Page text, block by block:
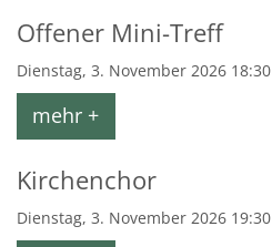
Offener Mini-Treff
Dienstag, 3. November 2026 18:30
mehr +
Kirchenchor
Dienstag, 3. November 2026 19:30